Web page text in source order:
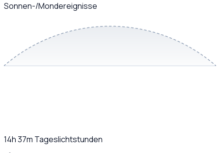
Sonnen-/Mondereignisse
14h 37m Tageslichtstunden